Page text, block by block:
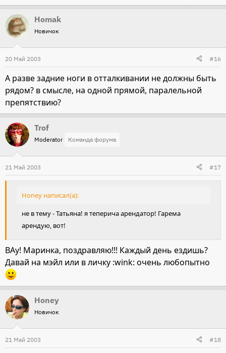
Homak
Новичок
20 Май 2003 #16
А разве задние ноги в отталкивании не должны быть
рядом? в смысле, на одной прямой, паралельной
препятствию?
Trof
Moderator Команда форума
21 Май 2003 #17
Honey написал(а):
не в тему - Татьяна! я теперича арендатор! Гарема
арендую, вот!
ВАу! Маринка, поздравляю!!! Каждый день ездишь?
Давай на мэйл или в личку :wink: очень любопытно
Honey
Новичок
21 Май 2003 #18